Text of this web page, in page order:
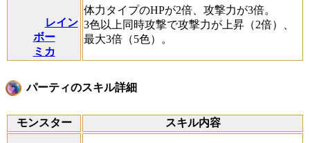
レイン
ボー
ミカ
体力タイプのHPが2倍、攻撃力が3倍。
3色以上同時攻撃で攻撃力が上昇（2倍）、
最大3倍（5色）。
パーティのスキル詳細
モンスター スキル内容